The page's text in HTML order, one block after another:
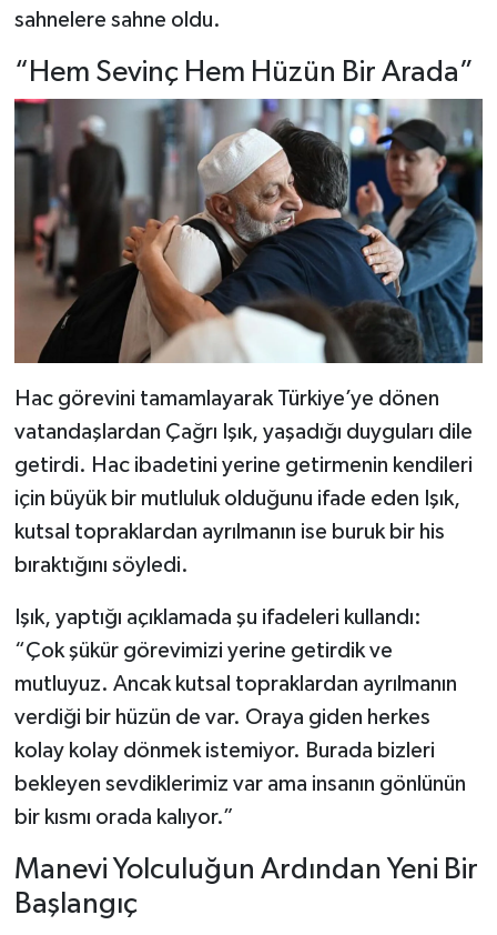
sahnelere sahne oldu.
“Hem Sevinç Hem Hüzün Bir Arada”
Hac görevini tamamlayarak Türkiye’ye dönen
vatandaşlardan Çağrı Işık, yaşadığı duyguları dile
getirdi. Hac ibadetini yerine getirmenin kendileri
için büyük bir mutluluk olduğunu ifade eden Işık,
kutsal topraklardan ayrılmanın ise buruk bir his
bıraktığını söyledi.
Işık, yaptığı açıklamada şu ifadeleri kullandı:
“Çok şükür görevimizi yerine getirdik ve
mutluyuz. Ancak kutsal topraklardan ayrılmanın
verdiği bir hüzün de var. Oraya giden herkes
kolay kolay dönmek istemiyor. Burada bizleri
bekleyen sevdiklerimiz var ama insanın gönlünün
bir kısmı orada kalıyor.”
Manevi Yolculuğun Ardından Yeni Bir
Başlangıç
Siyaset Haberleri
Dünya Haberleri
Yerel Haberler
Haber Arşivi